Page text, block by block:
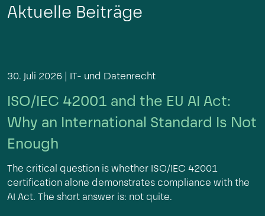
Aktuelle Beiträge
30. Juli 2026 | IT- und Datenrecht
ISO/IEC 42001 and the EU AI Act:
Why an International Standard Is Not
Enough
The critical question is whether ISO/IEC 42001
certification alone demonstrates compliance with the
AI Act. The short answer is: not quite.